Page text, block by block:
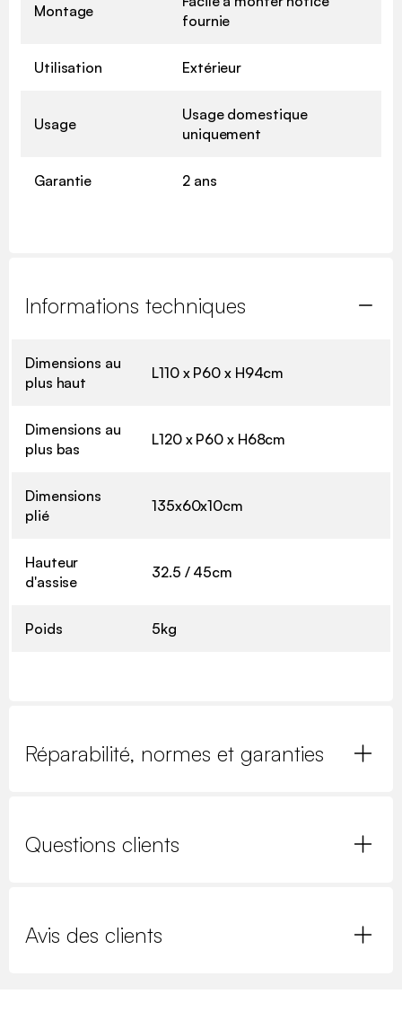
Montage
fournie
Utilisation Extérieur
Usage
Usage domestique
uniquement
Garantie 2 ans
Informations techniques
Dimensions au
plus haut
L110 x P60 x H94cm
Dimensions au
plus bas
L120 x P60 x H68cm
Dimensions
plié
135x60x10cm
Hauteur
d'assise
32.5 / 45cm
Poids 5kg
Réparabilité, normes et garanties
Questions clients
Avis des clients